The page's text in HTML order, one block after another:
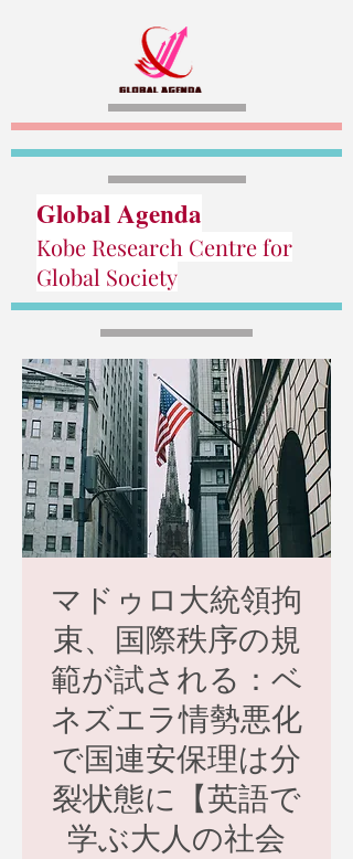
Global Agenda
Kobe Research Centre for
Global Society
マドゥロ大統領拘
束、国際秩序の規
範が試される：ベ
ネズエラ情勢悪化
で国連安保理は分
裂状態に【英語で
学ぶ大人の社会